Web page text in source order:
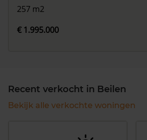
257 m2
€ 1.995.000
Recent verkocht in Beilen
Bekijk alle verkochte woningen